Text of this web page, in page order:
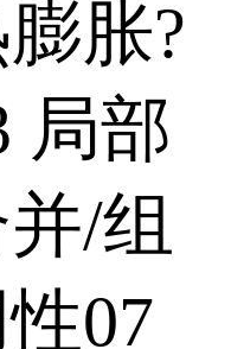
胀?
局部
/组
07